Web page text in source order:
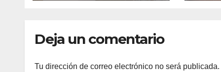
Deja un comentario
Tu dirección de correo electrónico no será publicada.